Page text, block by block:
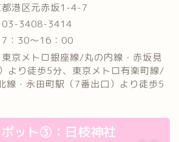
都港区元赤坂1-4-7
03-3408-3414
7：30～16：00
東京メトロ銀座線/丸の内線・赤坂見
より徒歩5分、東京メトロ有楽町線/
線・永田町駅（7番出口）より徒歩5
ット③：日枝神社